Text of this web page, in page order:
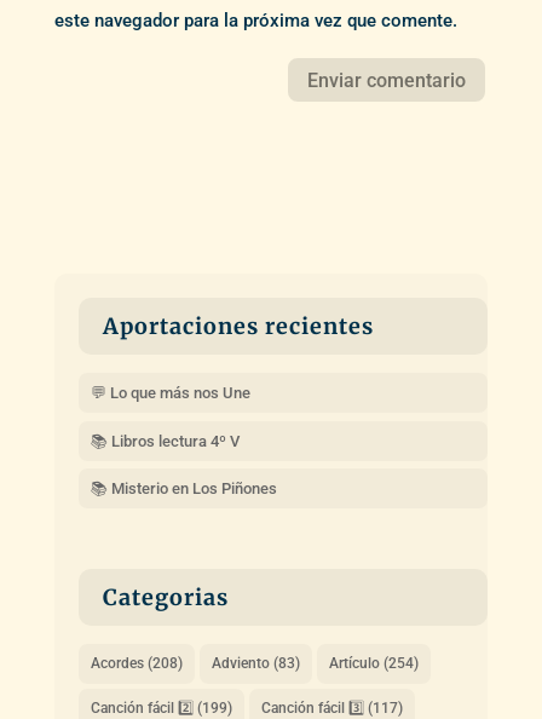
este navegador para la próxima vez que comente.
Aportaciones recientes
💬 Lo que más nos Une
📚 Libros lectura 4º V
📚 Misterio en Los Piñones
Categorias
Acordes(208) Adviento(83) Artículo(254)
Canción fácil 2️⃣ (199) Canción fácil 3️⃣ (117)